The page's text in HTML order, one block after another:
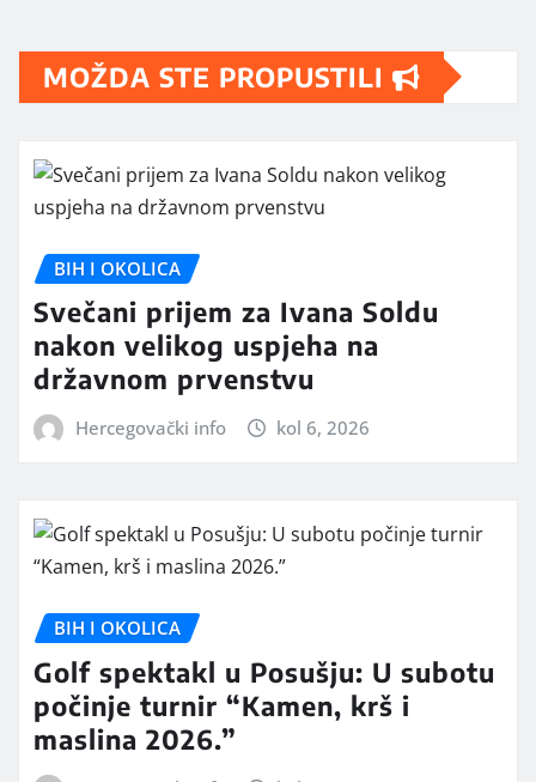
MOŽDA STE PROPUSTILI
BIH I OKOLICA
Svečani prijem za Ivana Soldu
nakon velikog uspjeha na
državnom prvenstvu
Hercegovački info kol 6, 2026
BIH I OKOLICA
Golf spektakl u Posušju: U subotu
počinje turnir “Kamen, krš i
maslina 2026.”